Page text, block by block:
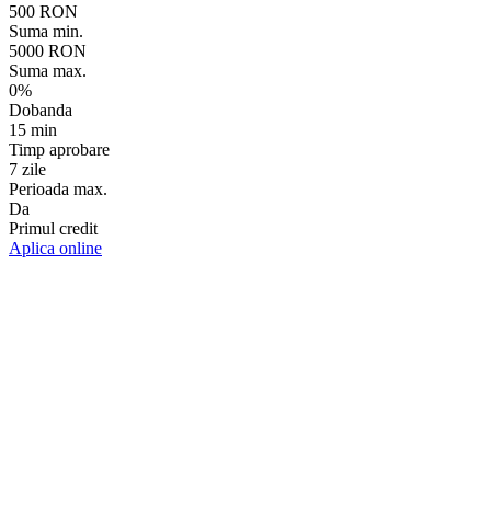
500 RON
Suma min.
5000 RON
Suma max.
0%
Dobanda
15 min
Timp aprobare
7 zile
Perioada max.
Da
Primul credit
Aplica online